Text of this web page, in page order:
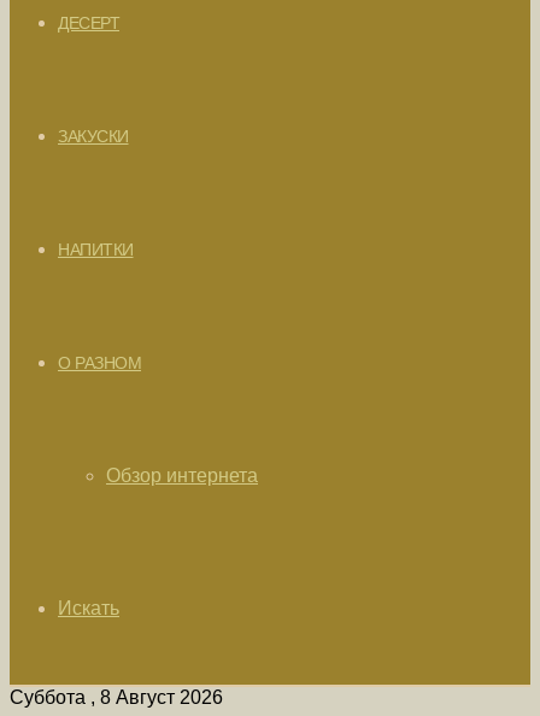
ДЕСЕРТ
ЗАКУСКИ
НАПИТКИ
О РАЗНОМ
Обзор интернета
Искать
Суббота , 8 Август 2026